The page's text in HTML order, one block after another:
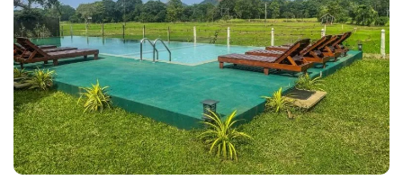
die Sonne langsam aufgeht, ist einfachmagisch!
Meine Empfehlung: Lankapura
Heritage (mittelpreisig)